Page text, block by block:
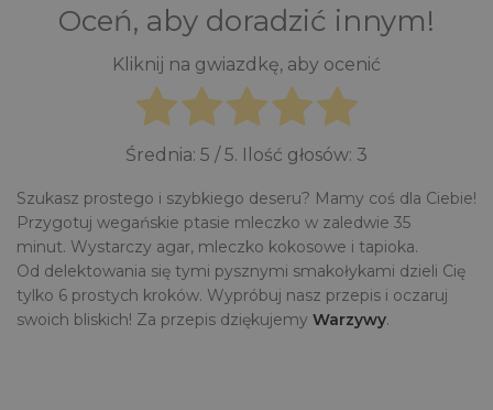
Oceń, aby doradzić innym!
Kliknij na gwiazdkę, aby ocenić
Średnia: 5 / 5. Ilość głosów: 3
Szukasz prostego i szybkiego deseru? Mamy coś dla Ciebie!
Przygotuj wegańskie ptasie mleczko w zaledwie 35
minut. Wystarczy agar, mleczko kokosowe i tapioka.
Od delektowania się tymi pysznymi smakołykami dzieli Cię
tylko 6 prostych kroków. Wypróbuj nasz przepis i oczaruj
swoich bliskich! Za przepis dziękujemy Warzywy.